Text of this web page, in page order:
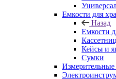
Емкости для
Назад
Емкости
Кейсы и
Сумки